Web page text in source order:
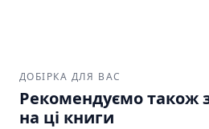
ДОБІРКА ДЛЯ ВАС
Рекомендуємо також
на ці книги